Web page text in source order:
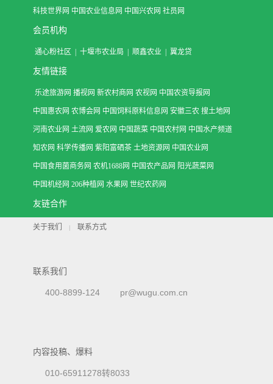
科技世界网 中国农业信息网 中国兴农网 社员网
会员机构
通心粉社区 | 十堰市农业局 | 顺鑫农业 | 翼龙贷
友情链接
乐途旅游网 播视网 新农村商网 农视网 中国农资导报网
中国惠农网 农博会网 中国饲料原料信息网 安徽三农 搜土地网
河南农业网 土流网 爱农网 中国蔬菜 中国农村网 中国水产频道
知农网 科学传播网 紫阳富硒茶 土地资源网 中国农业网
中国食用菌商务网 农机1688网 中国农产品网 阳光蔬菜网
中国机经网 206种植网 水果网 世纪农药网
友链合作
关于我们 | 联系方式
联系我们
400-8899-124 pr@wugu.com.cn
内容投稿、爆料
010-65911278转8033